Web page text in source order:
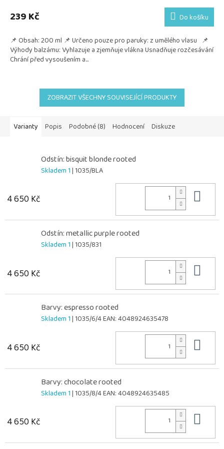
239 Kč Do košíku
📌 Obsah: 200 ml 📌 Určeno pouze pro paruky: z umělého vlasu 📌
Výhody balzámu: Vyhlazuje a zjemňuje vlákna Usnadňuje rozčesávání
Chrání před vysoušením a...
ZOBRAZIT VŠECHNY SOUVISEJÍCÍ PRODUKTY
Varianty Popis Podobné (8) Hodnocení Diskuze
Odstín: bisquit blonde rooted
Skladem 1| 1035/BLA
4 650 Kč
Odstín: metallic purple rooted
Skladem 1| 1035/831
4 650 Kč
Barvy: espresso rooted
Skladem 1| 1035/6/4EAN:4048924635478
4 650 Kč
Barvy: chocolate rooted
Skladem 1| 1035/8/4EAN:4048924635485
4 650 Kč